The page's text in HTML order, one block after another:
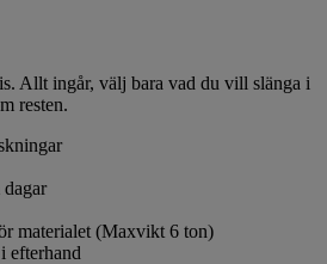
Allt ingår, välj bara vad du vill slänga i
resten.
materialet (Maxvikt 6 ton)
efterhand